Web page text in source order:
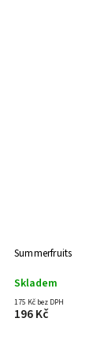
Summerfruits
Skladem
175 Kč bez DPH
196 Kč